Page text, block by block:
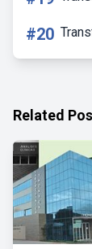
#20
Related